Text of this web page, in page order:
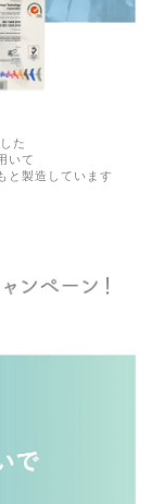
た
いて
と製造しています